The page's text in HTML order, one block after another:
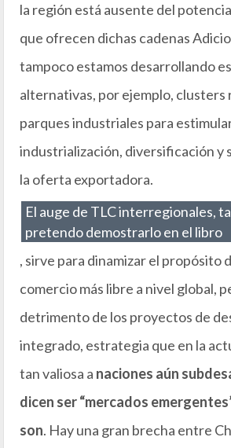
la región está ausente del
que ofrecen dichas cadenas
tampoco estamos desarrollando
alternativas, por ejemplo, clusters
parques industriales para
industrialización, diversificación y
la oferta exportadora.
El auge de TLC interregionales,
pretendo demostrarlo en el libro
, sirve para dinamizar el propósito
comercio más libre a nivel global,
detrimento de los proyectos de
integrado, estrategia que en la
tan valiosa a naciones aún
dicen ser “mercados
son. Hay una gran brecha entre